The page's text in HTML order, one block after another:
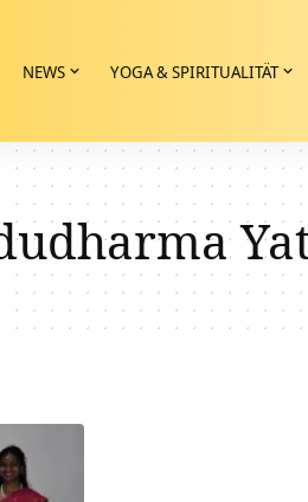
NEWS YOGA & SPIRITUALITÄT